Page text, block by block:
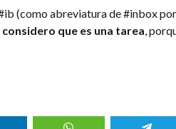
(como abreviatura de #inbox
que es una tarea ,